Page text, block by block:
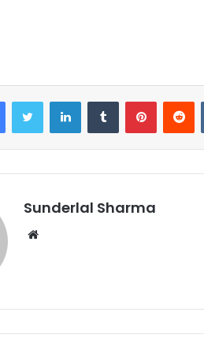
FacebookTwitter LinkedInTumblr Pinterest
Sunderlal Sharma
Website